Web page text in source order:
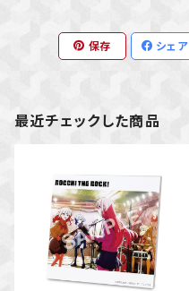
保存 シェア
最近チェックした商品